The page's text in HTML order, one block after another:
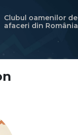
Clubul oamenilor de
afaceri din România